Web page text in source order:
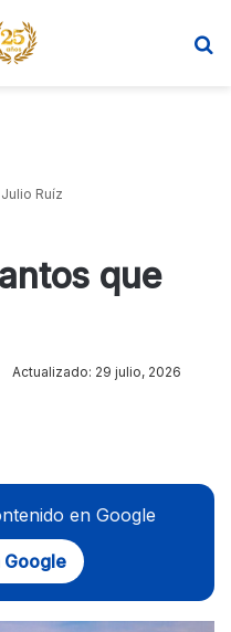
Ruíz
que
Actualizado: 29 julio, 2026
en Google
Google